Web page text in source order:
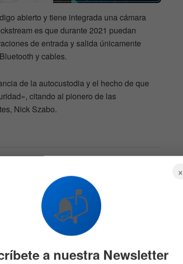
abierto y tiene integrada una cámara
es que durante 2021 puedan
de entrada y salida únicamente
y cables.
de la autocustodia y el hecho de que
citando al pionero de las
Nick Szabo.
solo un mes
6 DE AGOSTO DE 2026
×
📬
a nuestra Newsletter